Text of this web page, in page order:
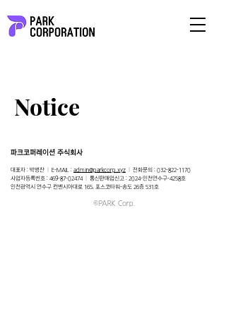
Notice
​파크코퍼레이션 주식회사
대표자 : 박병찬 E-MAIL : admin@parkcorp.xyz 전화문의 : 032-822-1170
사업자등록번호 : 469-87-02474
통신판매업신고 : 2024-인천연수구-4258호
인천광역시 연수구 컨벤시아대로 165, 포스코타워-송도 26층 531호
©PARK Corp.